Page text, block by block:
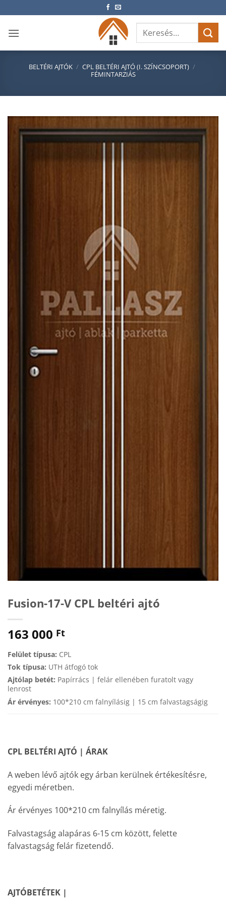
to
content
Keresés
következőre:
BELTÉRI AJTÓK / CPL BELTÉRI AJTÓ (I. SZÍNCSOPORT) /
FÉMINTARZIÁS
Fusion-17-V CPL beltéri ajtó
163 000 Ft
Felület típusa: CPL
Tok típusa: UTH átfogó tok
Ajtólap betét: Papírrács | felár ellenében furatolt vagy
lenrost
Ár érvényes: 100*210 cm falnyílásig | 15 cm falvastagságig
CPL BELTÉRI AJTÓ | ÁRAK
A weben lévő ajtók egy árban kerülnek értékesítésre,
egyedi méretben.
Ár érvényes 100*210 cm falnyílás méretig.
Falvastagság alapáras 6-15 cm között, felette
falvastagság felár fizetendő.
AJTÓBETÉTEK |